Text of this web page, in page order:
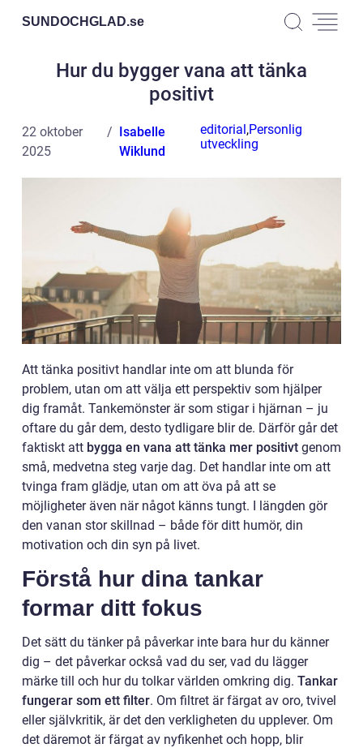
SUNDOCHGLAD.se
Hur du bygger vana att tänka
positivt
22 oktober
2025
Isabelle
Wiklund
editorial,Personlig
utveckling
Att tänka positivt handlar inte om att blunda för
problem, utan om att välja ett perspektiv som hjälper
dig framåt. Tankemönster är som stigar i hjärnan – ju
oftare du går dem, desto tydligare blir de. Därför går det
faktiskt att bygga en vana att tänka mer positivt genom
små, medvetna steg varje dag. Det handlar inte om att
tvinga fram glädje, utan om att öva på att se
möjligheter även när något känns tungt. I längden gör
den vanan stor skillnad – både för ditt humör, din
motivation och din syn på livet.
Förstå hur dina tankar
formar ditt fokus
Det sätt du tänker på påverkar inte bara hur du känner
dig – det påverkar också vad du ser, vad du lägger
märke till och hur du tolkar världen omkring dig. Tankar
fungerar som ett filter. Om filtret är färgat av oro, tvivel
eller självkritik, är det den verkligheten du upplever. Om
det däremot är färgat av nyfikenhet och hopp, blir